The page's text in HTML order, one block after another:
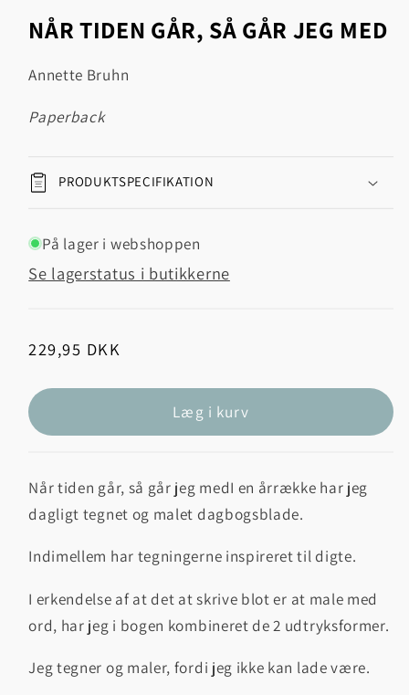
modus
NÅR TIDEN GÅR, SÅ GÅR JEG MED
Annette Bruhn
paperback
PRODUKTSPECIFIKATION
På lager i webshoppen
Se lagerstatus i butikkerne
Normalpris
229,95 DKK
Læg i kurv
Når tiden går, så går jeg medI en årrække har jeg
dagligt tegnet og malet dagbogsblade.
Indimellem har tegningerne inspireret til digte.
I erkendelse af at det at skrive blot er at male med
ord, har jeg i bogen kombineret de 2 udtryksformer.
Jeg tegner og maler, fordi jeg ikke kan lade være.